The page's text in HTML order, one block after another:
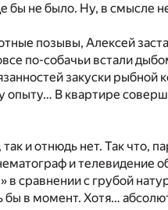
бы не было. Ну, в смысле
позывы, Алексей
по-собачьи встали
закуски рыбной
опыту… В квартире
и отнюдь нет. Так что,
и телевидение
сравнении с грубой
бы в момент. Хотя…